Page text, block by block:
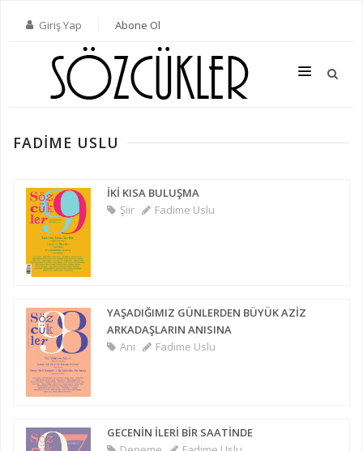
Giriş Yap Abone Ol
TÜM SAYILAR
KATEGORILER
YAZARLAR
ABONE OL
KITAPLAR
İLETIŞIM
FADIME USLU
İKİ KISA BULUŞMA
Şiir
Fadime Uslu
YAŞADIĞIMIZ GÜNLERDEN BÜYÜK AZİZ
ARKADAŞLARIN ANISINA
Anı
Fadime Uslu
GECENİN İLERİ BİR SAATİNDE